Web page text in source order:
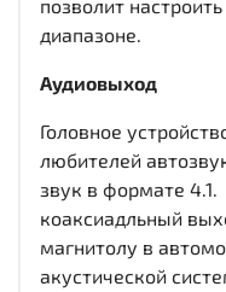
позволит
диапазоне.
Аудиовыход
Головное
любителей
звук в формате
коаксиадльный
магнитолу в
акустической